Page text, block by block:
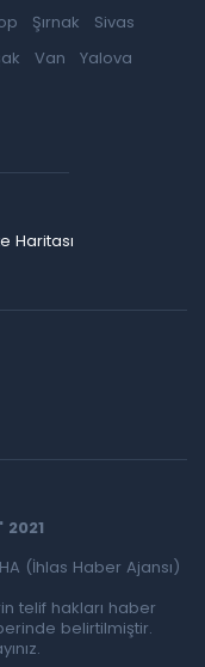
Şırnak
Sivas
Van
Yalova
Haritası
(İhlas Haber Ajansı)
telif hakları haber
belirtilmiştir.